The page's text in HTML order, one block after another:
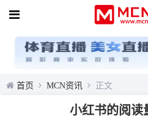
首页 MCN资讯 正文
小红书的阅读